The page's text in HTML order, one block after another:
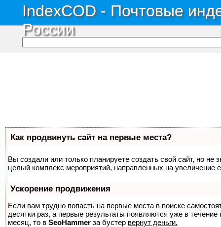
IndexCOD - Почтовые
России
Как продвинуть сайт на первые места?
Вы создали или только планируете создать свой сайт, но не
целый комплекс мероприятий, направленных на увеличение
Ускорение продвижения
Если вам трудно попасть на первые места в поиске
десятки раз, а первые результаты появляются уже в
месяц, то в SeoHammer за бустер вернут деньги.